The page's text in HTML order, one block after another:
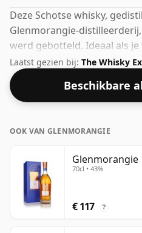
Deze Schotse whisky,
Glenmorangie-
werd gebotteld. Ideaal als
houdt, deze is 100cl. Het
Laatst gezien bij: The Whisky
Beschikbare
OOK VAN GLENMORANGIE
Glenmorangie
70cl • 43%
€ 117 ?